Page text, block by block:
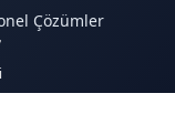
Çözümler